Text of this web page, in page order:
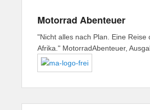
Motorrad Abenteuer
"Nicht alles nach Plan. Eine Reise
Afrika." MotorradAbenteuer,